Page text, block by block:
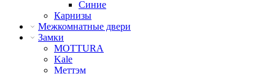
Синие
Карнизы
Межкомнатные двери
Замки
MOTTURA
Kale
Меттэм